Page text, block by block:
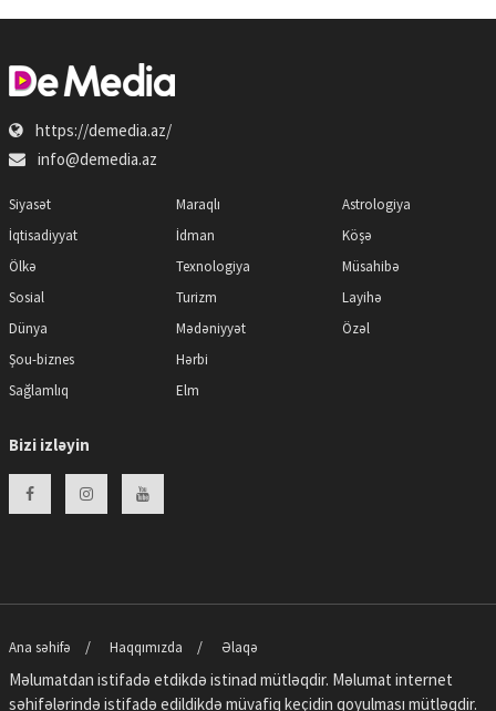
https://demedia.az/
info@demedia.az
Siyasət
İqtisadiyyat
Ölkə
Sosial
Dünya
Şou-biznes
Sağlamlıq
Maraqlı
İdman
Texnologiya
Turizm
Mədəniyyət
Hərbi
Elm
Astrologiya
Köşə
Müsahibə
Layihə
Özəl
Bizi izləyin
Ana səhifə Haqqımızda Əlaqə
Məlumatdan istifadə etdikdə istinad mütləqdir. Məlumat internet
səhifələrində istifadə edildikdə müvafiq keçidin qoyulması mütləqdir.